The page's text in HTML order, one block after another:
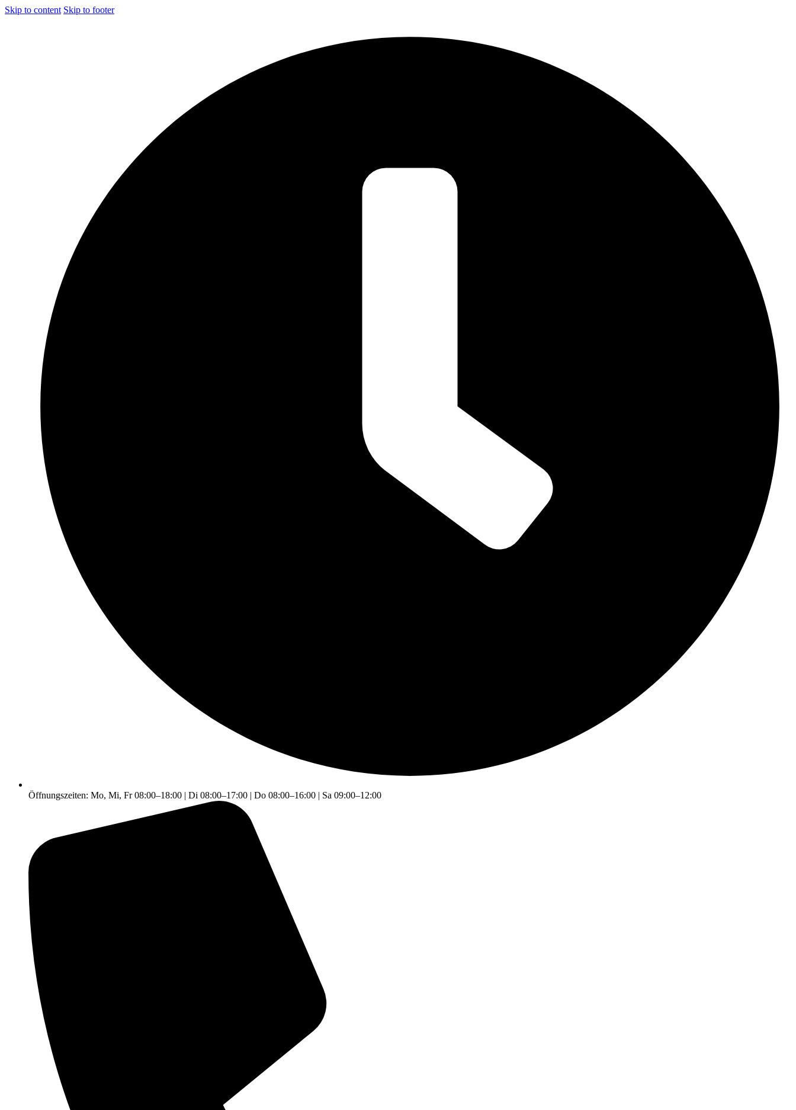
Skip to content Skip to footer
Öffnungszeiten: Mo, Mi, Fr 08:00–18:00 | Di 08:00–17:00 | Do 08:00–16:00 | Sa 09:00–12:00